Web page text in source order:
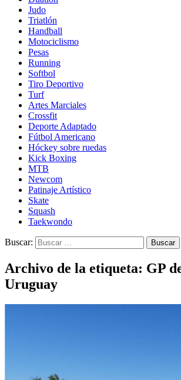
Judo
Triatlón
Handball
Motociclismo
Pesas
Running
Softbol
Tiro Deportivo
Turf
Artes Marciales
Crossfit
Deporte Adaptado
Fútbol Americano
Hóckey sobre ruedas
Kick Boxing
MTB
Newcom
Patinaje Artístico
Skate
Squash
Taekwondo
Buscar:
Archivo de la etiqueta: GP
Uruguay